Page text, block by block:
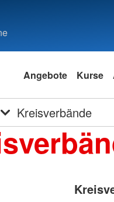
Angebote Kurse
Kreisverbände